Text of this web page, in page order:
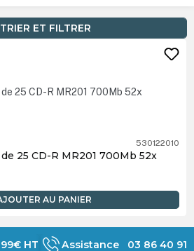
TRIER ET FILTRER
530122010
25 CD-R MR201 700Mb 52x
AU PANIER
HT Assistance 03 86 40 91